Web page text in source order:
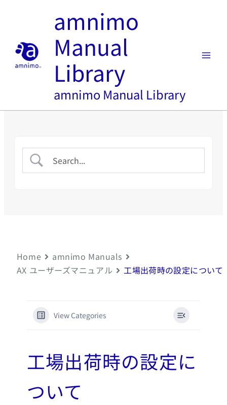
amnimo
Manual
Library
amnimo Manual Library
Home
amnimo Manuals
AX ユーザーズマニュアル
工場出荷時の設定について
View Categories
工場出荷時の設定に
ついて